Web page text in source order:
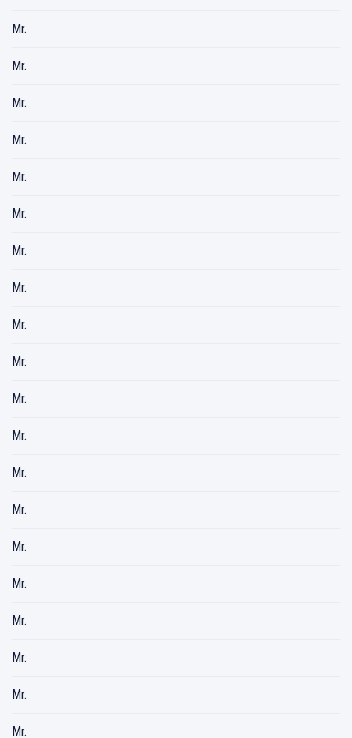
Mr.
Mr.
Mr.
Mr.
Mr.
Mr.
Mr.
Mr.
Mr.
Mr.
Mr.
Mr.
Mr.
Mr.
Mr.
Mr.
Mr.
Mr.
Mr.
Mr.